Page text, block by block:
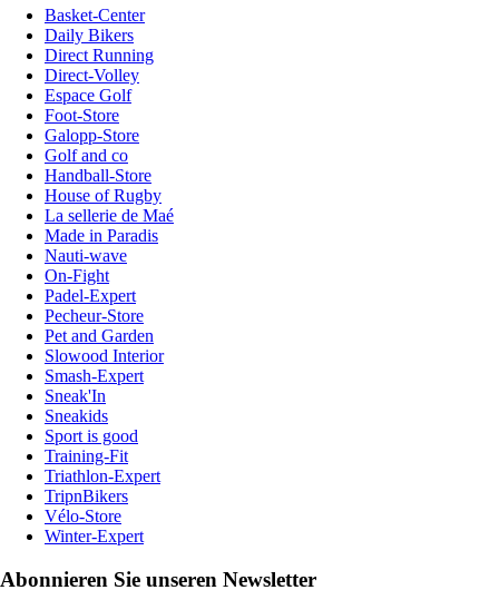
Basket-Center
Daily Bikers
Direct Running
Direct-Volley
Espace Golf
Foot-Store
Galopp-Store
Golf and co
Handball-Store
House of Rugby
La sellerie de Maé
Made in Paradis
Nauti-wave
On-Fight
Padel-Expert
Pecheur-Store
Pet and Garden
Slowood Interior
Smash-Expert
Sneak'In
Sneakids
Sport is good
Training-Fit
Triathlon-Expert
TripnBikers
Vélo-Store
Winter-Expert
Abonnieren Sie unseren Newsletter